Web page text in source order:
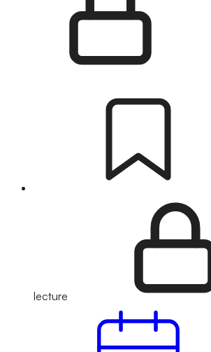
lecture